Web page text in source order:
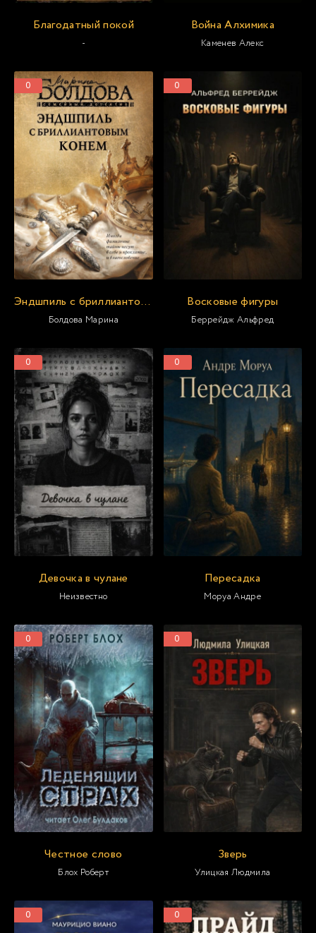
Благодатный покой
-
Война Алхимика
Каменев Алекс
0
Эндшпиль с бриллиантовым конем
Болдова Марина
0
Восковые фигуры
Беррейдж Альфред
0
Девочка в чулане
Неизвестно
0
Пересадка
Моруа Андре
0
Честное слово
Блох Роберт
0
Зверь
Улицкая Людмила
0 0